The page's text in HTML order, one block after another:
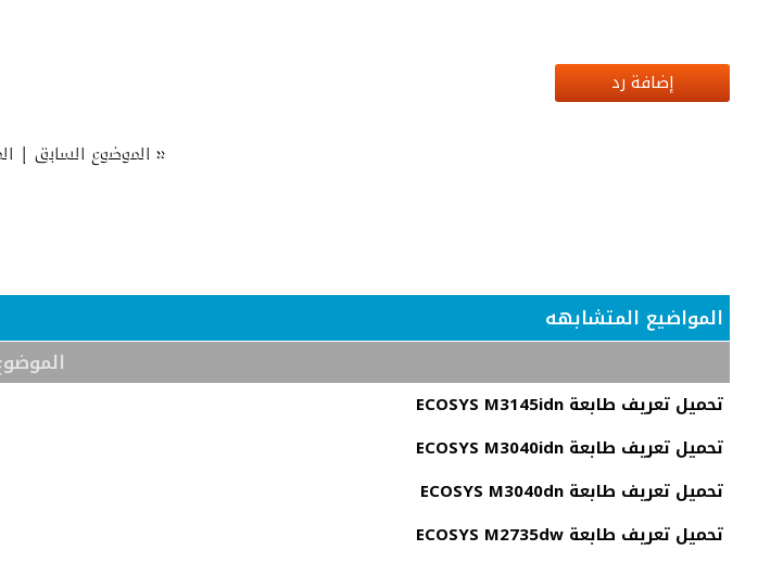
إضافة رد
« الموضوع السابق|
المواضيع المتشابهه
تحميل تعريف طابعة ECOSYS M3145idn
تحميل تعريف طابعة ECOSYS M3040idn
تحميل تعريف طابعة ECOSYS M3040dn
تحميل تعريف طابعة ECOSYS M2735dw